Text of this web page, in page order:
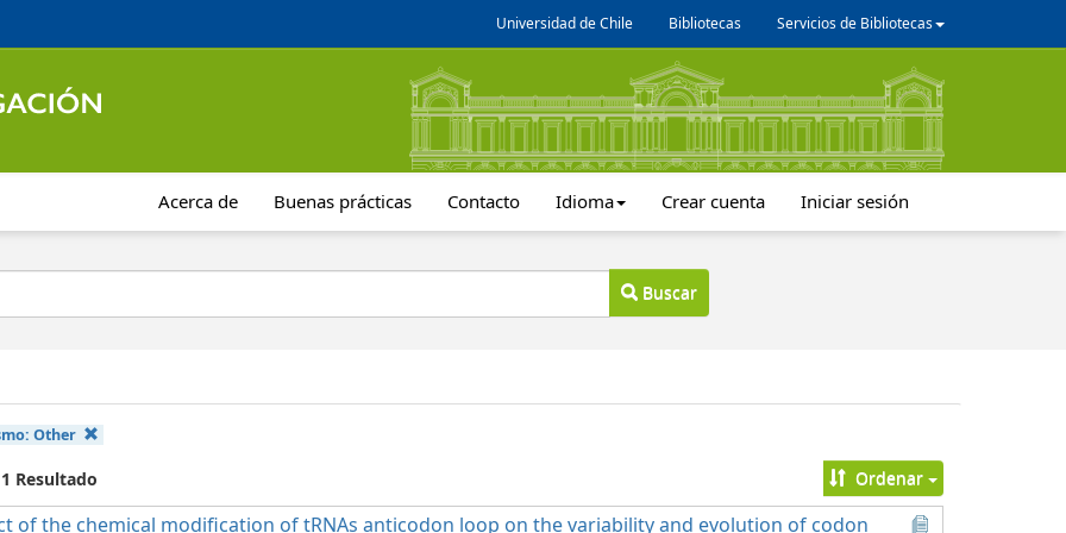
Universidad de Chile Bibliotecas Servicios de Bibliotecas
Acerca de Buenas prácticas Contacto Idioma Crear cuenta Iniciar sesión
Buscar
Other
Resultado Ordenar
of the chemical modification of tRNAs anticodon loop on the variability and evolution of codon